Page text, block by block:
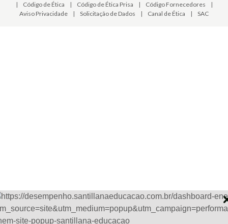
| Código de Ética | Código de Ética Prisa | Código Fornecedores
|
Aviso Privacidade
| Solicitação de Dados | Canal de Ética | SAC